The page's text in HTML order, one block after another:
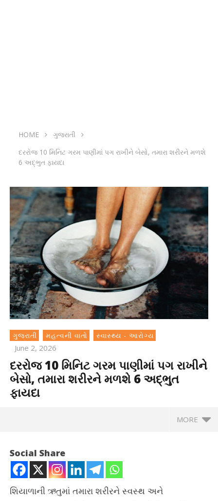
HOME
ગુજરાતી
દરરોજ 10 મિનિટ ગરમ પાણીમાં પગ રાખીને બેસો, તમારા શરીરને મળશે
6 અદ્ભુત ફાયદા
ગુજરાતી મહત્વની વાતો સ્વાસ્થ્ય - આરોગ્ય
June 2, 2026
દરરોજ 10 મિનિટ ગરમ પાણીમાં પગ રાખીને
બેસો, તમારા શરીરને મળશે 6 અદ્ભુત
ફાયદા
MORE
Social Share
શિયાળાની ઋતુમાં તમારા શરીરને સ્વસ્થ અને